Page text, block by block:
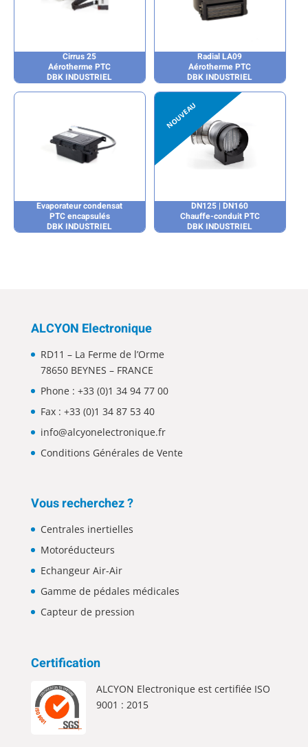
Cirrus 25
Aérotherme PTC
DBK INDUSTRIEL
Radial LA09
Aérotherme PTC
DBK INDUSTRIEL
Evaporateur condensat
PTC encapsulés
DBK INDUSTRIEL
DN125 | DN160
Chauffe-conduit PTC
DBK INDUSTRIEL
ALCYON Electronique
RD11 – La Ferme de l’Orme
78650 BEYNES – FRANCE
Phone : +33 (0)1 34 94 77 00
Fax : +33 (0)1 34 87 53 40
info@alcyonelectronique.fr
Conditions Générales de Vente
Vous recherchez ?
Centrales inertielles
Motoréducteurs
Echangeur Air-Air
Gamme de pédales médicales
Capteur de pression
Certification
ALCYON Electronique est certifiée ISO
9001 : 2015